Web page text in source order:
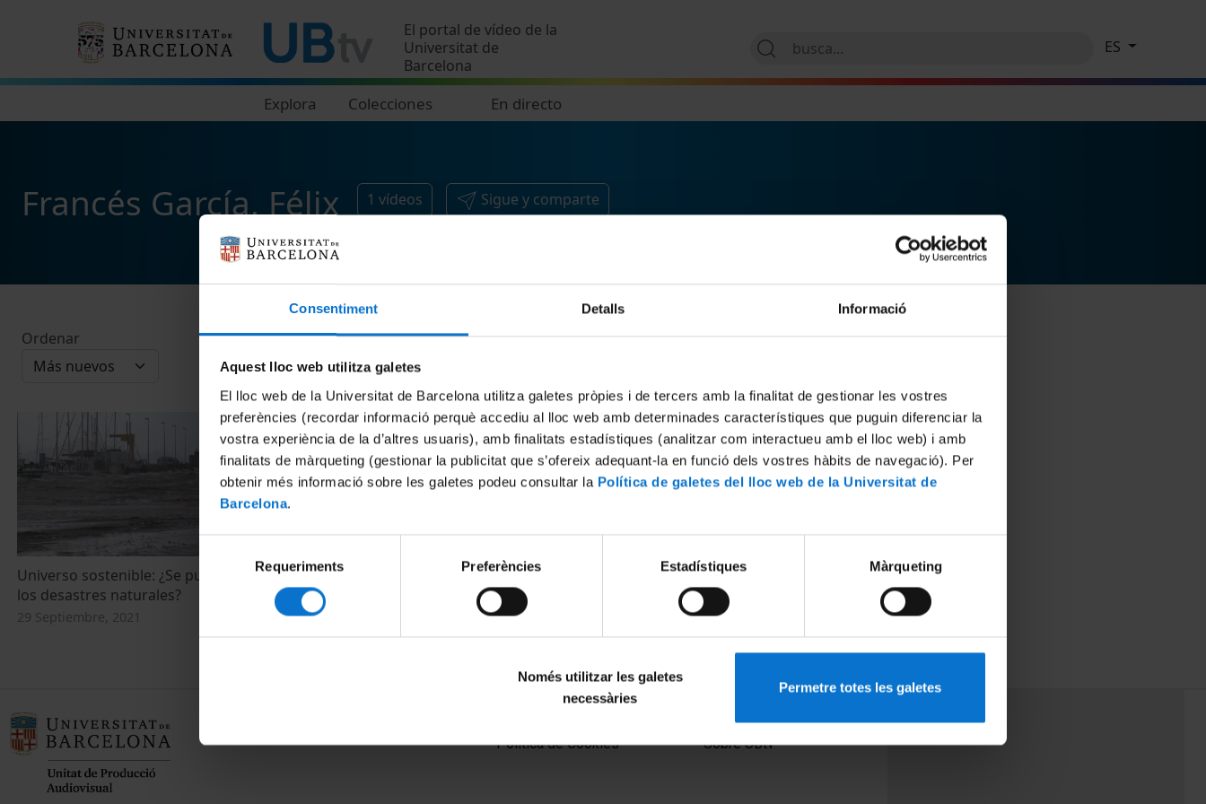
Consentiment Detalls Informació
Aquest lloc web utilitza galetes
El lloc web de la Universitat de Barcelona utilitza galetes pròpies i de tercers amb la finalitat de gestionar les vostres
preferències (recordar informació perquè accediu al lloc web amb determinades característiques que puguin diferenciar la
vostra experiència de la d’altres usuaris), amb finalitats estadístiques (analitzar com interactueu amb el lloc web) i amb
finalitats de màrqueting (gestionar la publicitat que s’ofereix adequant-la en funció dels vostres hàbits de navegació). Per
obtenir més informació sobre les galetes podeu consultar la Política de galetes del lloc web de la Universitat de
Barcelona.
consentiment
Requeriments Preferències Estadístiques Màrqueting
Només utilitzar les galetes
necessàries
Permetre totes les galetes
El portal de vídeo de la
Universitat de
Barcelona
Explora Colecciones En directo
ES
Francés García, Félix 1 vídeos Sigue y comparte
Ordenar
Universo sostenible: ¿Se pueden evitar
los desastres naturales?
29 Septiembre, 2021
Política de Cookies
Sobre UBtv